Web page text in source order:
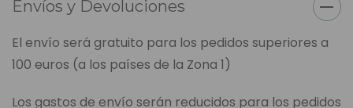
Envíos y Devoluciones
El envío será gratuito para los pedidos superiores a
100 euros (a los países de la Zona 1)
Los gastos de envío serán reducidos para los pedidos